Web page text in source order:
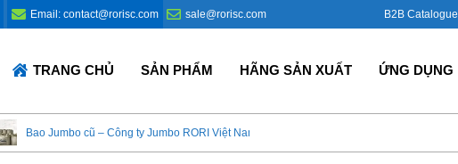
Email: contact@rorisc.com sale@rorisc.com B2B Catalogue
Primary
TRANG CHỦ SẢN PHẨM HÃNG SẢN XUẤT ỨNG DỤNG
Bao Jumbo cũ – Công ty Jumbo RORI Việt Nam? Bao Jumbo giá rẻ – Giải